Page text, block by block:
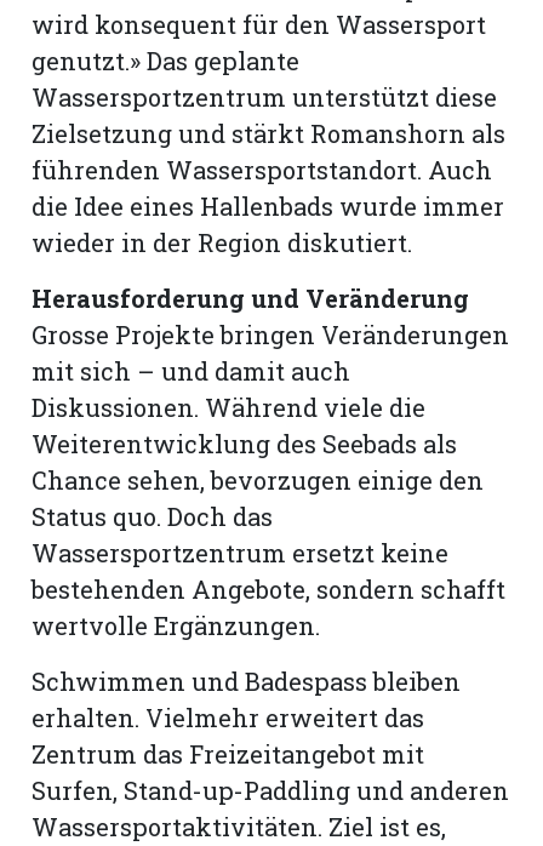
wird konsequent für den Wassersport
genutzt.» Das geplante
Wassersportzentrum unterstützt diese
Zielsetzung und stärkt Romanshorn als
führenden Wassersportstandort. Auch
die Idee eines Hallenbads wurde immer
wieder in der Region diskutiert.
Herausforderung und Veränderung
Grosse Projekte bringen Veränderungen
mit sich – und damit auch
Diskussionen. Während viele die
Weiterentwicklung des Seebads als
Chance sehen, bevorzugen einige den
Status quo. Doch das
Wassersportzentrum ersetzt keine
bestehenden Angebote, sondern schafft
wertvolle Ergänzungen.
Schwimmen und Badespass bleiben
erhalten. Vielmehr erweitert das
Zentrum das Freizeitangebot mit
Surfen, Stand-up-Paddling und anderen
Wassersportaktivitäten. Ziel ist es,